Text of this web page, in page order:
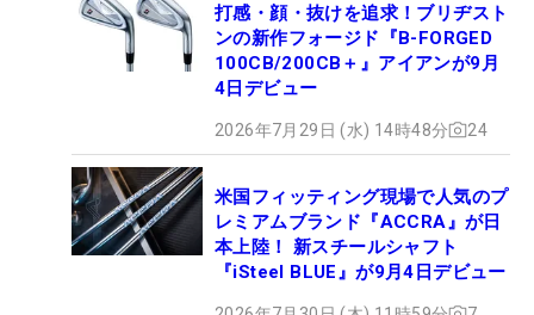
打感・顔・抜けを追求！ブリヂスト
ンの新作フォージド『B-FORGED
100CB/200CB＋』アイアンが9月
4日デビュー
2026年7月29日 (水) 14時48分 24
米国フィッティング現場で人気のプ
レミアムブランド『ACCRA』が日
本上陸！ 新スチールシャフト
『iSteel BLUE』が9月4日デビュー